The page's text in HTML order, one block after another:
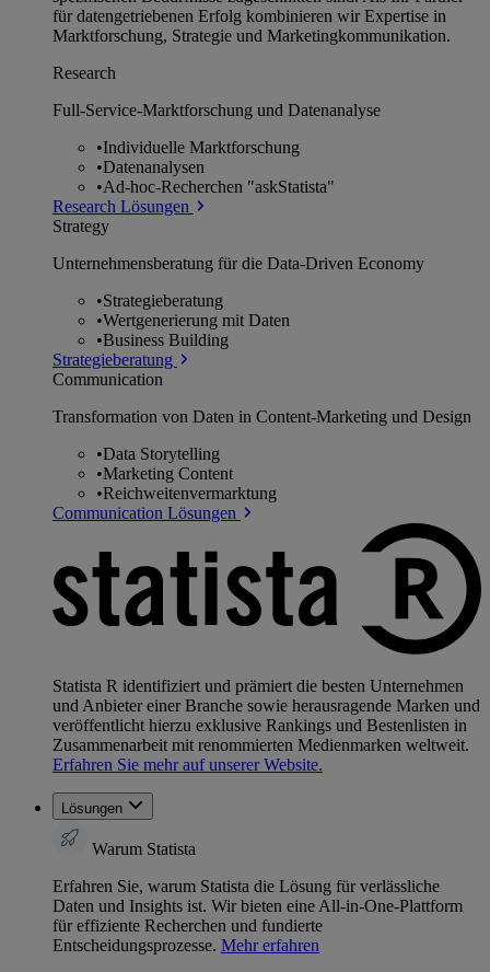
für datengetriebenen Erfolg kombinieren wir Expertise in
Marktforschung, Strategie und Marketingkommunikation.
Research
Full-Service-Marktforschung und Datenanalyse
•Individuelle Marktforschung
•Datenanalysen
•Ad-hoc-Recherchen "askStatista"
Research Lösungen
Strategy
Unternehmens­beratung für die Data-Driven Economy
•Strategieberatung
•Wertgenerierung mit Daten
•Business Building
Strategieberatung
Communication
Transformation von Daten in Content-Marketing und Design
•Data Storytelling
•Marketing Content
•Reichweitenvermarktung
Communication Lösungen
Statista R identifiziert und prämiert die besten Unternehmen
und Anbieter einer Branche sowie herausragende Marken und
veröffentlicht hierzu exklusive Rankings und Bestenlisten in
Zusammenarbeit mit renommierten Medienmarken weltweit.
Erfahren Sie mehr auf unserer Website.
Lösungen
Warum Statista
Erfahren Sie, warum Statista die Lösung für verlässliche
Daten und Insights ist. Wir bieten eine All-in-One-Plattform
für effiziente Recherchen und fundierte
Entscheidungsprozesse. Mehr erfahren